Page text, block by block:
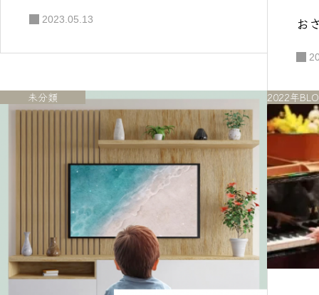
2023.05.13 お
未分類 2022年